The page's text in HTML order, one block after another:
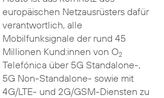
europäischen Netzausrüsters dafür
verantwortlich, alle
Mobilfunksignale der rund 45
Millionen Kund:innen von O2
Telefónica über 5G Standalone-,
5G Non-Standalone- sowie mit
4G/LTE- und 2G/GSM-Diensten zu